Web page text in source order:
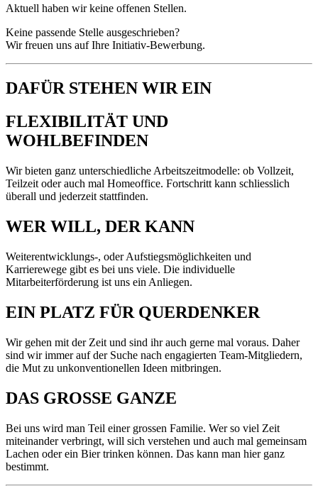
Aktuell haben wir keine offenen Stellen.
Keine passende Stelle ausgeschrieben?
Wir freuen uns auf Ihre Initiativ-Bewerbung.
DAFÜR STEHEN WIR EIN
FLEXIBILITÄT UND
WOHLBEFINDEN
Wir bieten ganz unterschiedliche Arbeitszeitmodelle: ob Vollzeit,
Teilzeit oder auch mal Homeoffice. Fortschritt kann schliesslich
überall und jederzeit stattfinden.
WER WILL, DER KANN
Weiterentwicklungs-, oder Aufstiegsmöglichkeiten und
Karrierewege gibt es bei uns viele. Die individuelle
Mitarbeiterförderung ist uns ein Anliegen.
EIN PLATZ FÜR QUERDENKER
Wir gehen mit der Zeit und sind ihr auch gerne mal voraus. Daher
sind wir immer auf der Suche nach engagierten Team-Mitgliedern,
die Mut zu unkonventionellen Ideen mitbringen.
DAS GROSSE GANZE
Bei uns wird man Teil einer grossen Familie. Wer so viel Zeit
miteinander verbringt, will sich verstehen und auch mal gemeinsam
Lachen oder ein Bier trinken können. Das kann man hier ganz
bestimmt.